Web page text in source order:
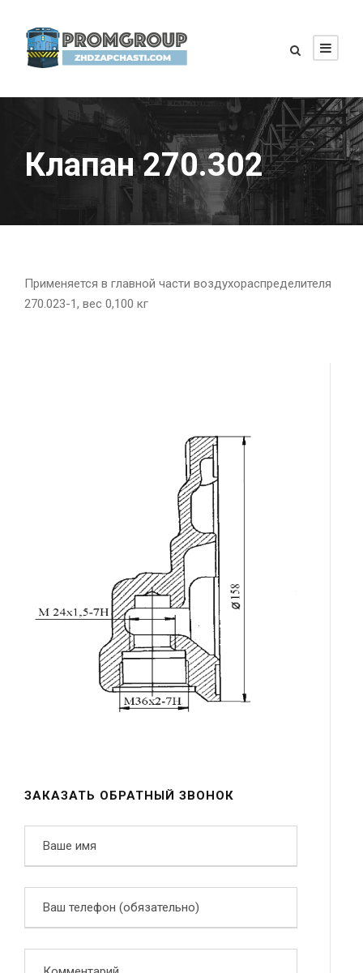
Клапан 270.302
Применяется в главной части воздухораспределителя
270.023-1, вес 0,100 кг
ЗАКАЗАТЬ ОБРАТНЫЙ ЗВОНОК